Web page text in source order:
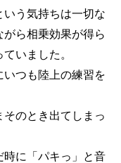
う気持ちは一切な
ら相乗効果が得ら
いました。
つも陸上の練習を
のとき出てしまっ
に「パキっ」と音